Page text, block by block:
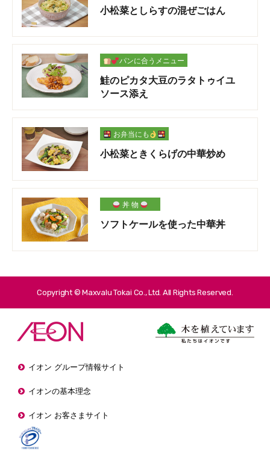
小松菜としらすの混ぜごはん
パンに合うメニュー
鮭のピカタ大豆のラタトゥイユ
ソース添え
お弁当にも
小松菜ときくらげの中華炒め
丼 物
ソフトケールを使った中華丼
Copyright © Maxvalu Tokai Co., Ltd. All Rights Reserved.
イオン グループ情報サイト
イオンの基本理念
イオン お客さまサイト